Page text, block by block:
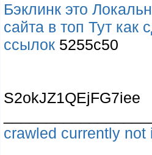
Бэклинк это
сайта в топ Тут как
ссылок 5255c50
S2okJZ1QEjFG7iee
crawled currently not